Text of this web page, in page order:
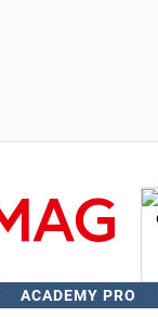
ACADEMY PRO